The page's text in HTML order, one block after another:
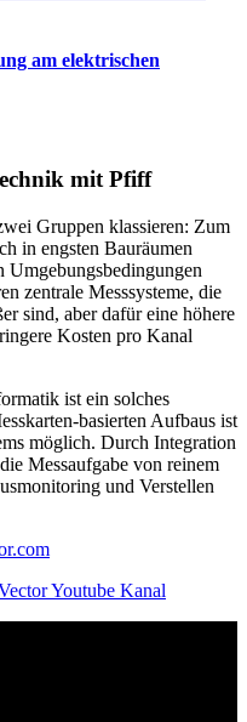
am elektrischen
mit Pfiff
Gruppen klassieren: Zum
in engsten Bauräumen
Umgebungsbedingungen
zentrale Messsysteme, die
sind, aber dafür eine höhere
Kosten pro Kanal
ist ein solches
basierten Aufbaus ist
möglich. Durch Integration
Messaufgabe von reinem
und Verstellen
Youtube Kanal